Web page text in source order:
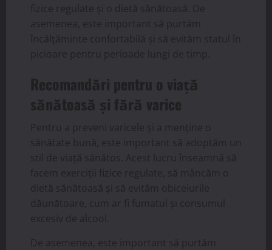
fizice regulate și o dietă sănătoasă. De
asemenea, este important să purtăm
încălțăminte confortabilă și să evităm statul în
picioare pentru perioade lungi de timp.
Recomandări pentru o viață
sănătoasă și fără varice
Pentru a preveni varicele și a menține o
sănătate bună, este important să adoptăm un
stil de viață sănătos. Acest lucru înseamnă să
facem exerciții fizice regulate, să mâncăm o
dietă sănătoasă și să evităm obiceiurile
dăunătoare, cum ar fi fumatul și consumul
excesiv de alcool.
De asemenea, este important să purtăm